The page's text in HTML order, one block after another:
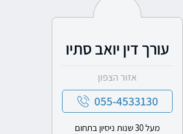
עורך דין יואב סתיו
אזור הצפון
055-4533130
מעל 30 שנות ניסיון בתחום